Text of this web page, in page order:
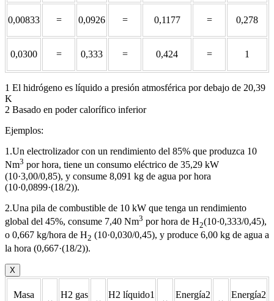
0,00833 = 0,0926 = 0,1177 = 0,278
0,0300 = 0,333 = 0,424 = 1
1 El hidrógeno es líquido a presión atmosférica por debajo de 20,39
K
2 Basado en poder calorífico inferior
Ejemplos:
1.Un electrolizador con un rendimiento del 85% que produzca 10
Nm3 por hora, tiene un consumo eléctrico de 35,29 kW
(10·3,00/0,85), y consume 8,091 kg de agua por hora
(10·0,0899·(18/2)).
2.Una pila de combustible de 10 kW que tenga un rendimiento
global del 45%, consume 7,40 Nm3 por hora de H2(10·0,333/0,45),
o 0,667 kg/hora de H2 (10·0,030/0,45), y produce 6,00 kg de agua a
la hora (0,667·(18/2)).
X
Masa
H2 gas
H2 líquido1
Energía2
Energía2